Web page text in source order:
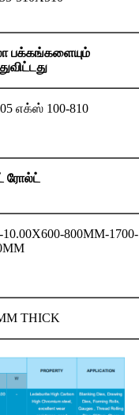
பக்கங்களையும்
எக்ஸ் 100-810
ரோல்ட்
10.00X600-800MM-1700-
THICK